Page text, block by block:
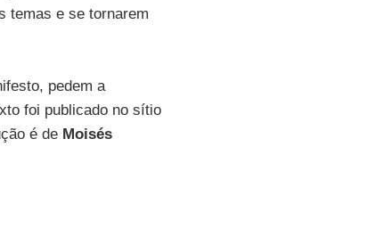
temas e se tornarem
pedem a
foi publicado no sítio
é de Moisés